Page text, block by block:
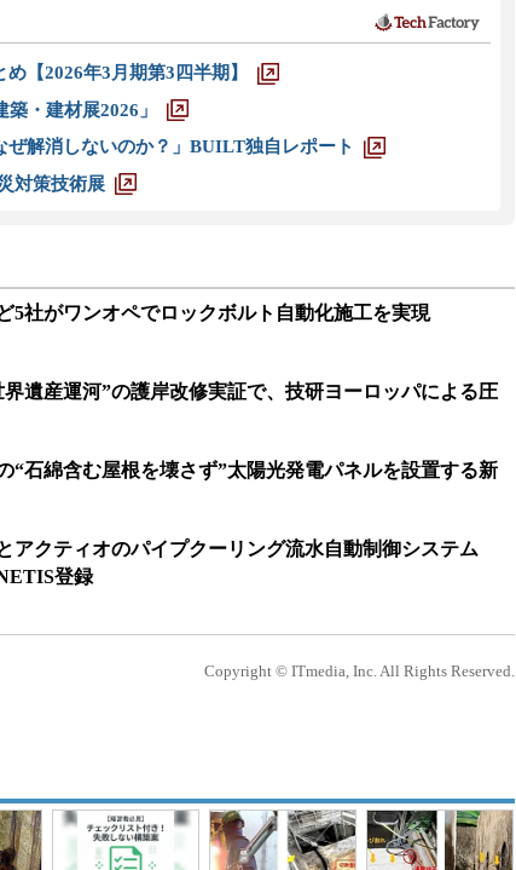
【2026年3月期第3四半期】
・建材展2026」
ぜ解消しないのか？」BUILT独自レポート
対策技術展
5社がワンオペでロックボルト自動化施工を実現
遺産運河”の護岸改修実証で、技研ヨーロッパによる圧
“石綿含む屋根を壊さず”太陽光発電パネルを設置する新
アクティオのパイプクーリング流水自動制御システム
登録
Copyright © ITmedia, Inc. All Rights Reserved.